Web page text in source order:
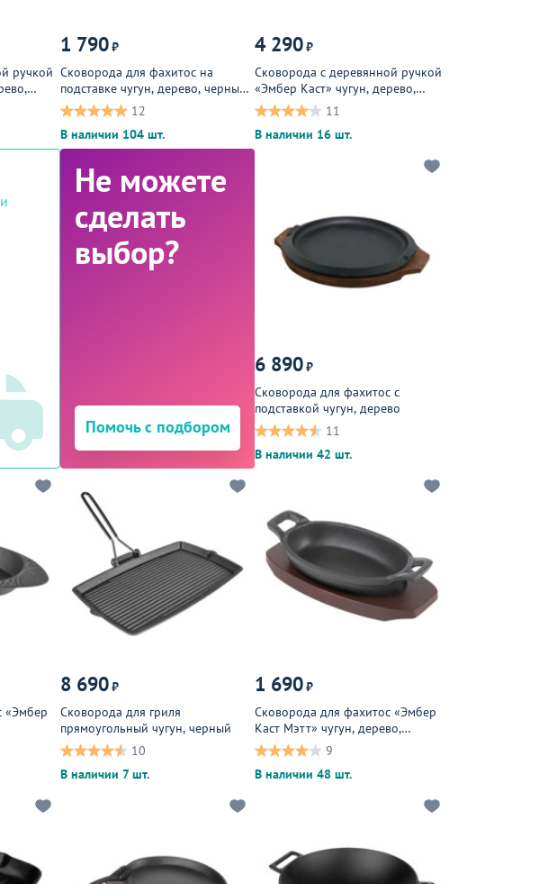
ручкой
1 790₽
Сковорода для фахитос на
подставке чугун, дерево, черный,
древесный
12
В наличии 104 шт.
4 290₽
Сковорода с деревянной ручкой
«Эмбер Каст» чугун, дерево,
черный
11
В наличии 16 шт.
Не можете
сделать
выбор?
Помочь с подбором
6 890₽
Сковорода для фахитос с
подставкой чугун, дерево
11
В наличии 42 шт.
«Эмбер
8 690₽
Сковорода для гриля
прямоугольный чугун, черный
10
В наличии 7 шт.
1 690₽
Сковорода для фахитос «Эмбер
Каст Мэтт» чугун, дерево,
черный, темное дерево
9
В наличии 48 шт.